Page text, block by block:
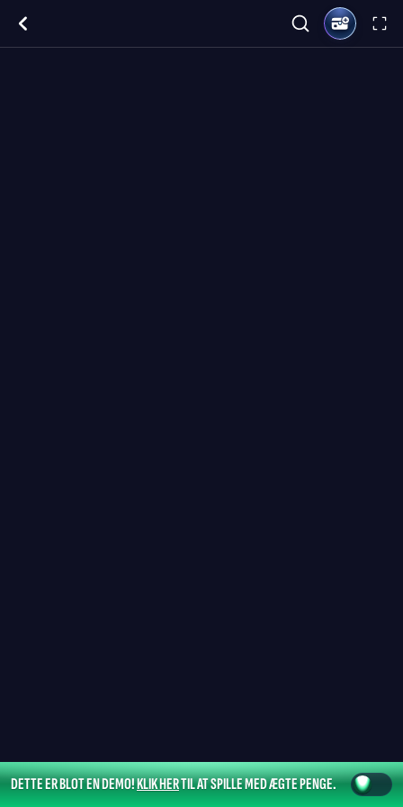
DETTE ER BLOT EN DEMO!KLIK HERTIL AT SPILLE MED ÆGTE PENGE.